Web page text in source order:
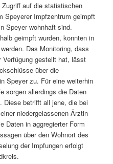
auf die statistischen
Speyerer Impfzentrum geimpft
Speyer wohnhaft sind.
geimpft wurden, konnten in
Das Monitoring, dass
Verfügung gestellt hat, lässt
über die
Speyer zu. Für eine weiterhin
sorgen allerdings die Daten
Diese betrifft all jene, die bei
niedergelassenen Ärztin
Daten in aggregierter Form
über den Wohnort des
der Impfungen erfolgt